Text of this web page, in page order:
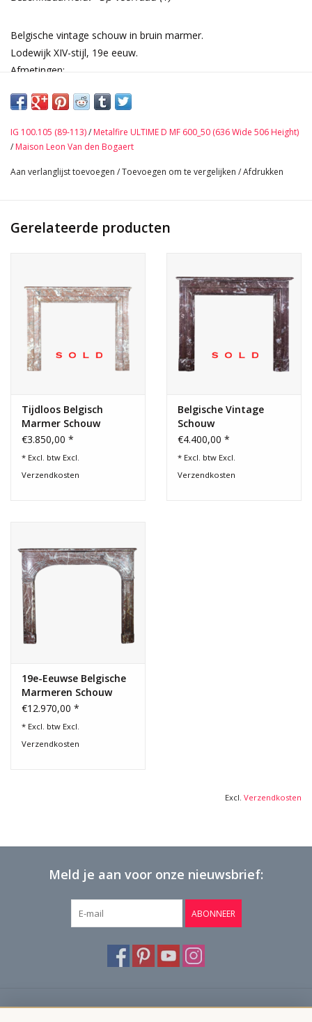
Belgische vintage schouw in bruin marmer.
Lodewijk XIV-stijl, 19e eeuw.
Afmetingen:
111 cm Buitenhoogte 43,7 Inch
90 cm Binnenhoogte 35,43 Inch
190 Kg
IG 100.105 (89-113)/ Metalfire ULTIME D MF 600_50 (636 Wide 506 Height)
/ Maison Leon Van den Bogaert
Aan verlanglijst toevoegen /Toevoegen om te vergelijken /Afdrukken
Gerelateerde producten
Tijdloos Belgisch
Marmer Schouw
€3.850,00 *
* Excl. btw Excl.
Verzendkosten
Belgische Vintage
Schouw
€4.400,00 *
* Excl. btw Excl.
Verzendkosten
19e-Eeuwse Belgische
Marmeren Schouw
€12.970,00 *
* Excl. btw Excl.
Verzendkosten
Excl. Verzendkosten
Meld je aan voor onze nieuwsbrief:
ABONNEER